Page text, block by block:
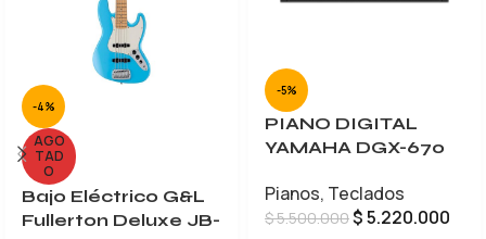
-4%
AGO
TAD
O
Bajo Eléctrico G&L
Fullerton Deluxe JB-
-5%
PIANO DIGITAL
YAMAHA DGX-670
Pianos, Teclados
$5.500.000$5.220.000